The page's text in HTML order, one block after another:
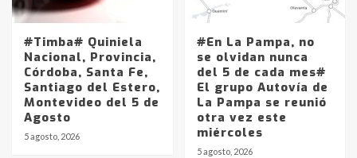
#Timba# Quiniela
Nacional, Provincia,
Córdoba, Santa Fe,
Santiago del Estero,
Montevideo del 5 de
Agosto
5 agosto, 2026
#En La Pampa, no
se olvidan nunca
del 5 de cada mes#
El grupo Autovía de
La Pampa se reunió
otra vez este
miércoles
5 agosto, 2026
5
Los precios de los combustibles en
La Pampa, desde YPF hasta Axion
entre 857 a 1338 pesos
6
La Bolsa de Cereales de Bahía
Blanca anticipa que Agosto vendrá
con lluvias y heladas, en gran parte